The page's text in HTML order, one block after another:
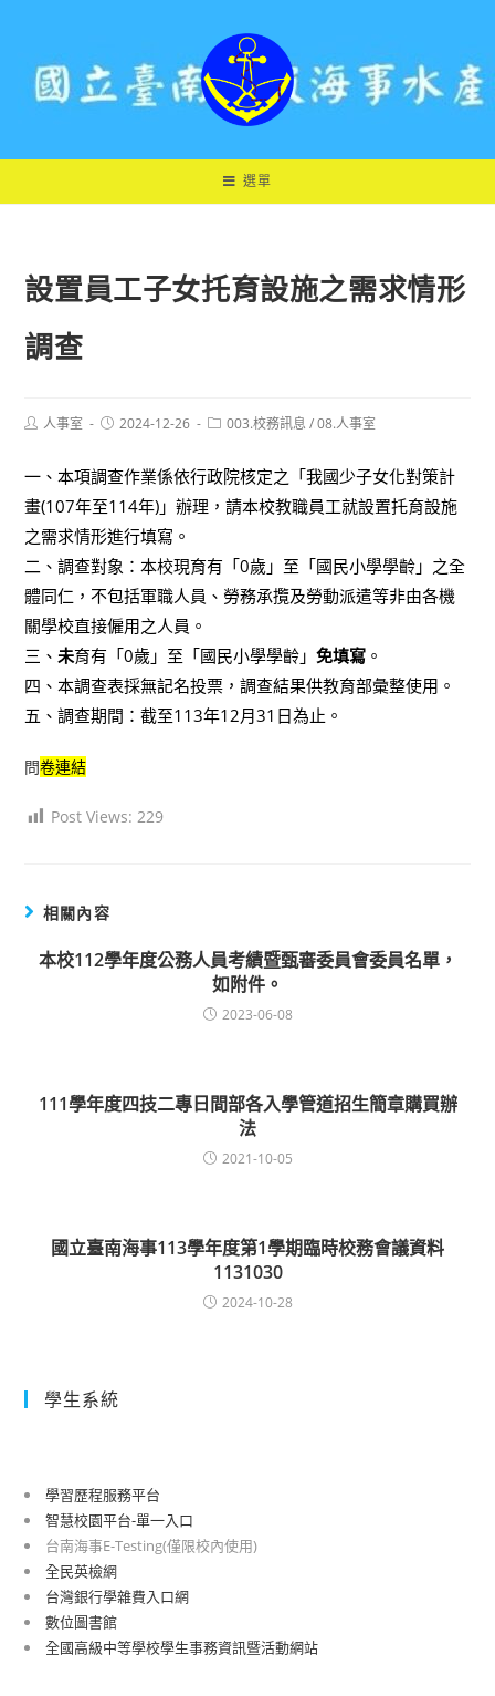
選單
設置員工子女托育設施之需求情形
調查
Post人事室
Post2024-12-26
Post003.校務訊息 / 08.人事室
一、本項調查作業係依行政院核定之「我國少子女化對策計
畫(107年至114年)」辦理，請本校教職員工就設置托育設施
之需求情形進行填寫。
二、調查對象：本校現育有「0歲」至「國民小學學齡」之全
體同仁，不包括軍職人員、勞務承攬及勞動派遣等非由各機
關學校直接僱用之人員。
三、 未育有「0歲」至「國民小學學齡」免填寫 。
四、本調查表採無記名投票，調查結果供教育部彙整使用。
五、調查期間：截至113年12月31日為止。
問卷連結
Post Views: 229
相關內容
本校112學年度公務人員考績暨甄審委員會委員名單，
如附件。
2023-06-08
111學年度四技二專日間部各入學管道招生簡章購買辦
法
2021-10-05
國立臺南海事113學年度第1學期臨時校務會議資料
1131030
2024-10-28
學生系統
學習歷程服務平台
智慧校園平台-單一入口
台南海事E-Testing(僅限校內使用)
全民英檢網
台灣銀行學雜費入口網
數位圖書館
全國高級中等學校學生事務資訊暨活動網站